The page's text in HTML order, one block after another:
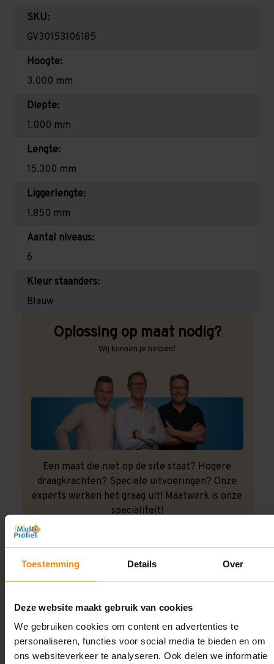
Toestemming Details Over
Deze website maakt gebruik van cookies
We gebruiken cookies om content en advertenties te
personaliseren, functies voor social media te bieden en om
ons websiteverkeer te analyseren. Ook delen we informatie
SKU:
GV30153106185
Hoogte:
3.000 mm
Diepte:
1.000 mm
Lengte:
15.300 mm
Liggerlengte:
1.850 mm
Aantal niveaus:
6
Kleur staanders:
Blauw
Oplossing op maat nodig?
Wij kunnen je helpen!
Een maat die niet op de site staat? Hogere
draagkrachten? Speciale uitvoeringen? Onze
experts werken het graag uit! Maatwerk is onze
specialiteit!
Laat ons het doen!